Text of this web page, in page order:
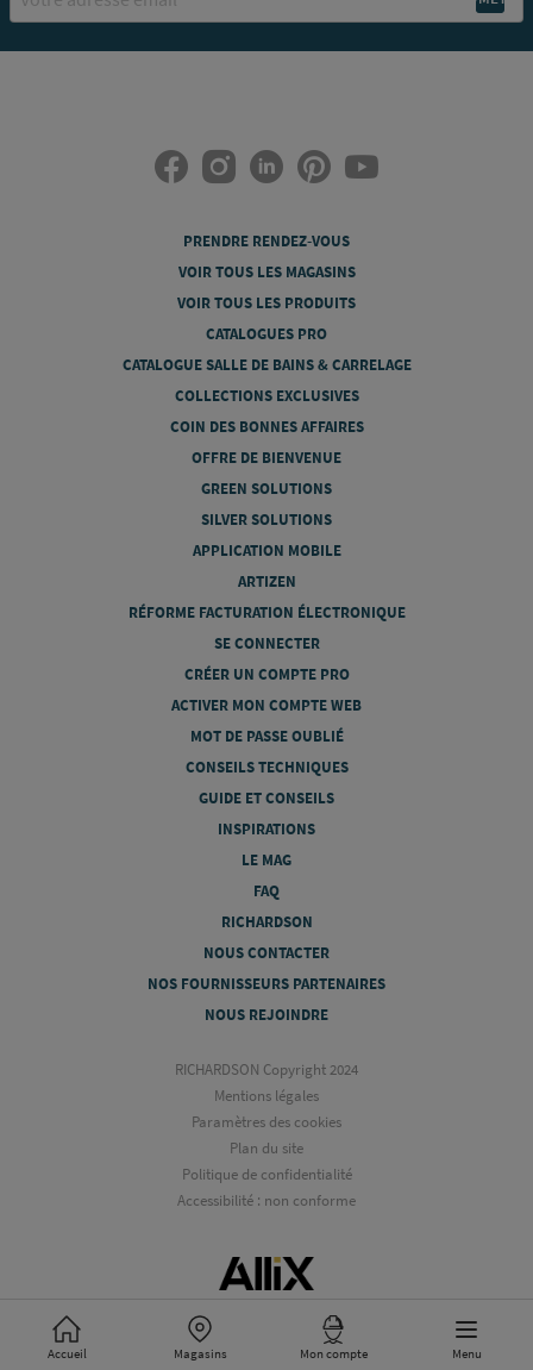
Accueil Magasins Mon compte Menu
PRENDRE RENDEZ-VOUS
VOIR TOUS LES MAGASINS
VOIR TOUS LES PRODUITS
CATALOGUES PRO
CATALOGUE SALLE DE BAINS & CARRELAGE
COLLECTIONS EXCLUSIVES
COIN DES BONNES AFFAIRES
OFFRE DE BIENVENUE
GREEN SOLUTIONS
SILVER SOLUTIONS
APPLICATION MOBILE
ARTIZEN
RÉFORME FACTURATION ÉLECTRONIQUE
SE CONNECTER
CRÉER UN COMPTE PRO
ACTIVER MON COMPTE WEB
MOT DE PASSE OUBLIÉ
CONSEILS TECHNIQUES
GUIDE ET CONSEILS
INSPIRATIONS
LE MAG
FAQ
RICHARDSON
NOUS CONTACTER
NOS FOURNISSEURS PARTENAIRES
NOUS REJOINDRE
RICHARDSON Copyright 2024
Mentions légales
Paramètres des cookies
Plan du site
Politique de confidentialité
Accessibilité : non conforme